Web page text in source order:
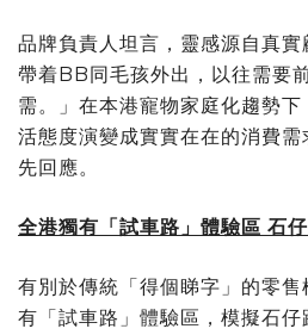
品牌負責人坦言，靈感源自真
帶着BB同毛孩外出，以往需要
需。」在本港寵物家庭化趨勢
活態度演變成實實在在的消費
先回應。
全港獨有「試車路」體驗區 石
有別於傳統「得個睇字」的零
有「試車路」體驗區，模擬石